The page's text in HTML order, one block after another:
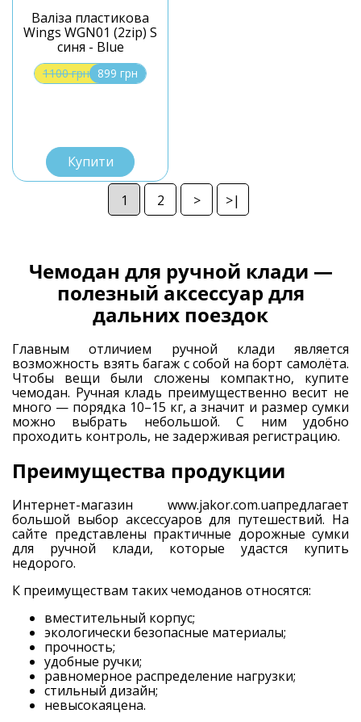
Валіза пластикова
Wings WGN01 (2zip) S
синя - Blue
1100 грн 899 грн
Купити
1 2 > >|
Чемодан для ручной клади —
полезный аксессуар для
дальних поездок
Главным отличием ручной клади является
возможность взять багаж с собой на борт самолёта.
Чтобы вещи были сложены компактно, купите
чемодан. Ручная кладь преимущественно весит не
много — порядка 10–15 кг, а значит и размер сумки
можно выбрать небольшой. С ним удобно
проходить контроль, не задерживая регистрацию.
Преимущества продукции
Интернет-магазин www.jakor.com.uaпредлагает
большой выбор аксессуаров для путешествий. На
сайте представлены практичные дорожные сумки
для ручной клади, которые удастся купить
недорого.
К преимуществам таких чемоданов относятся:
вместительный корпус;
экологически безопасные материалы;
прочность;
удобные ручки;
равномерное распределение нагрузки;
стильный дизайн;
невысокаяцена.